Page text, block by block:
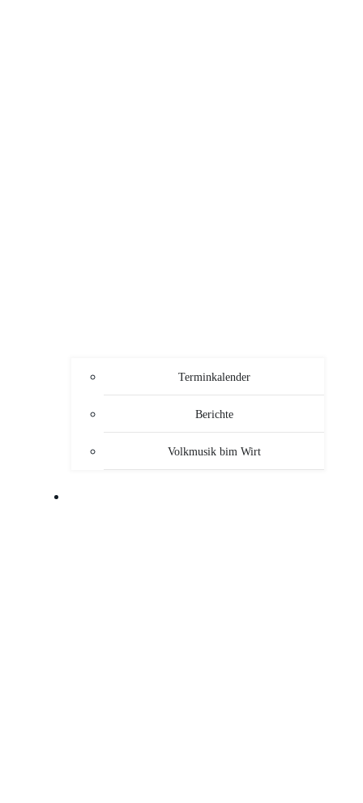
Terminkalender
Berichte
Volkmusik bim Wirt